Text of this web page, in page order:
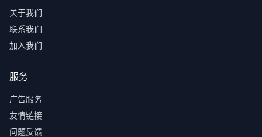
关于我们
联系我们
加入我们
服务
广告服务
友情链接
问题反馈